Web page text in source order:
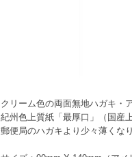
クリーム色の両面無地ハガキ・
紀州色上質紙「最厚口」（国産
郵便局のハガキより少々薄くなり